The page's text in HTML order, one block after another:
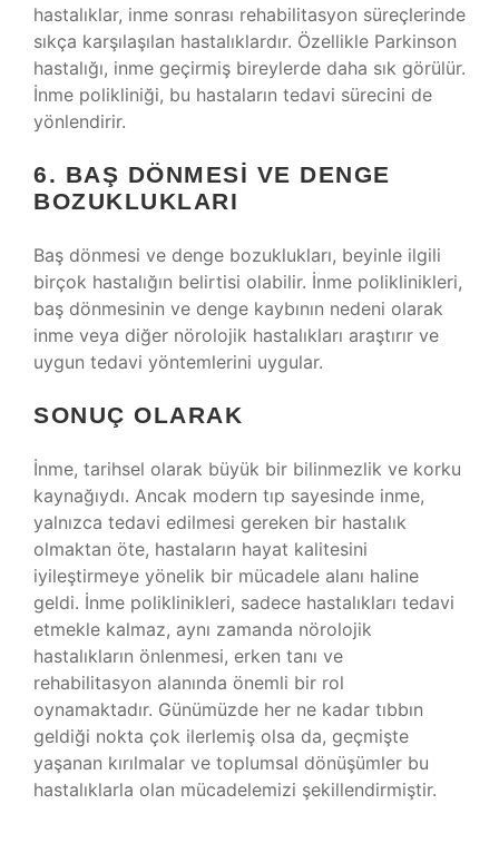
hastalıklar, inme sonrası rehabilitasyon süreçlerinde
sıkça karşılaşılan hastalıklardır. Özellikle Parkinson
hastalığı, inme geçirmiş bireylerde daha sık görülür.
İnme polikliniği, bu hastaların tedavi sürecini de
yönlendirir.
6. BAŞ DÖNMESI VE DENGE
BOZUKLUKLARI
Baş dönmesi ve denge bozuklukları, beyinle ilgili
birçok hastalığın belirtisi olabilir. İnme poliklinikleri,
baş dönmesinin ve denge kaybının nedeni olarak
inme veya diğer nörolojik hastalıkları araştırır ve
uygun tedavi yöntemlerini uygular.
SONUÇ OLARAK
İnme, tarihsel olarak büyük bir bilinmezlik ve korku
kaynağıydı. Ancak modern tıp sayesinde inme,
yalnızca tedavi edilmesi gereken bir hastalık
olmaktan öte, hastaların hayat kalitesini
iyileştirmeye yönelik bir mücadele alanı haline
geldi. İnme poliklinikleri, sadece hastalıkları tedavi
etmekle kalmaz, aynı zamanda nörolojik
hastalıkların önlenmesi, erken tanı ve
rehabilitasyon alanında önemli bir rol
oynamaktadır. Günümüzde her ne kadar tıbbın
geldiği nokta çok ilerlemiş olsa da, geçmişte
yaşanan kırılmalar ve toplumsal dönüşümler bu
hastalıklarla olan mücadelemizi şekillendirmiştir.